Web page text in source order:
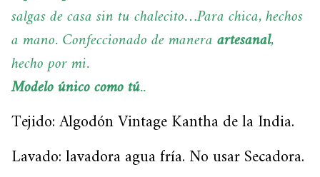
salgas de casa sin tu chalecito…Para chica, hechos
a mano. Confeccionado de maneraartesanal,
hecho por mi.
Modelo único como tú..
Tejido: Algodón Vintage Kantha de la India.
Lavado: lavadora agua fría. No usar Secadora.